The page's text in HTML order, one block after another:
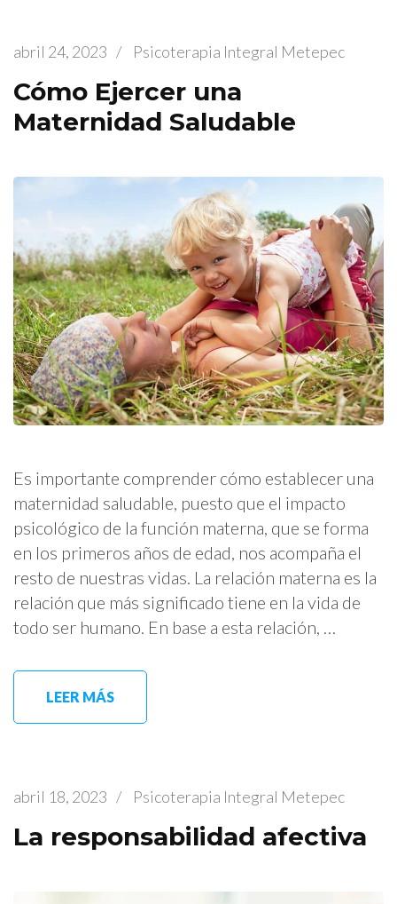
abril 24, 2023 / Psicoterapia Integral Metepec
Cómo Ejercer una
Maternidad Saludable
Es importante comprender cómo establecer una
maternidad saludable, puesto que el impacto
psicológico de la función materna, que se forma
en los primeros años de edad, nos acompaña el
resto de nuestras vidas. La relación materna es la
relación que más significado tiene en la vida de
todo ser humano. En base a esta relación, …
LEER MÁS
abril 18, 2023 / Psicoterapia Integral Metepec
La responsabilidad afectiva